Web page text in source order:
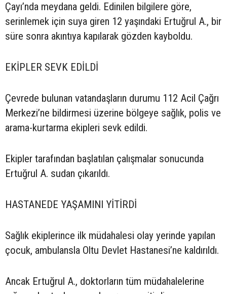
Çayı’nda meydana geldi. Edinilen bilgilere göre,
serinlemek için suya giren 12 yaşındaki Ertuğrul A., bir
süre sonra akıntıya kapılarak gözden kayboldu.
EKİPLER SEVK EDİLDİ
Çevrede bulunan vatandaşların durumu 112 Acil Çağrı
Merkezi’ne bildirmesi üzerine bölgeye sağlık, polis ve
arama-kurtarma ekipleri sevk edildi.
Ekipler tarafından başlatılan çalışmalar sonucunda
Ertuğrul A. sudan çıkarıldı.
HASTANEDE YAŞAMINI YİTİRDİ
Sağlık ekiplerince ilk müdahalesi olay yerinde yapılan
çocuk, ambulansla Oltu Devlet Hastanesi’ne kaldırıldı.
Ancak Ertuğrul A., doktorların tüm müdahalelerine